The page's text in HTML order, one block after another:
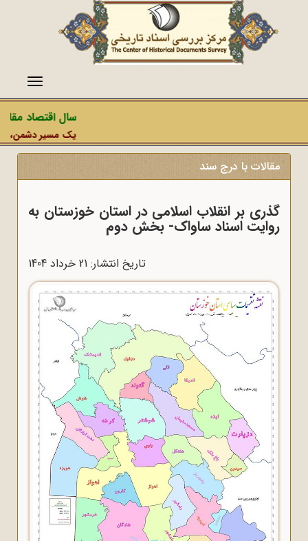
منو
سال اقتصاد
یک مسیر دشمن،
مقالات با درج سند
گذری بر انقلاب اسلامی در استان خوزستان به
روایت اسناد ساواک- بخش دوم
تاریخ انتشار: 21 خرداد 1404